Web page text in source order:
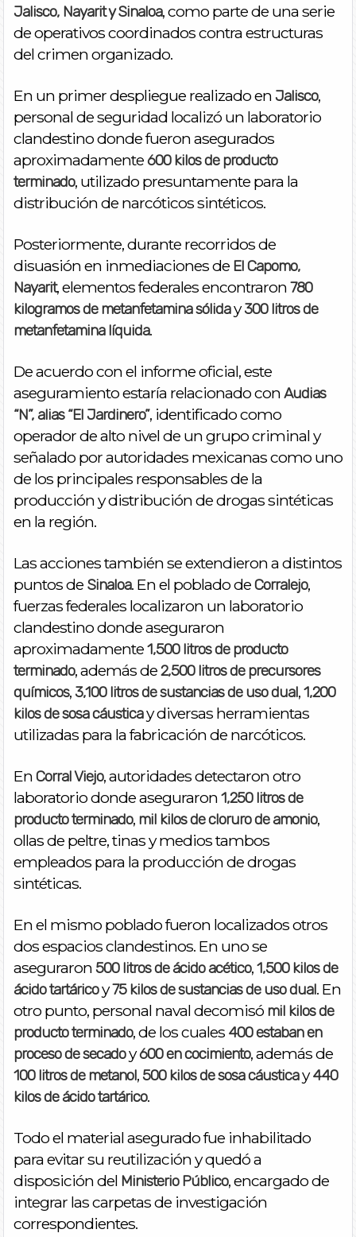
Jalisco, Nayarit y Sinaloa, como parte de una serie
de operativos coordinados contra estructuras
del crimen organizado.
En un primer despliegue realizado en Jalisco,
personal de seguridad localizó un laboratorio
clandestino donde fueron asegurados
aproximadamente600 kilos de producto
terminado, utilizado presuntamente para la
distribución de narcóticos sintéticos.
Posteriormente, durante recorridos de
disuasión en inmediaciones de El Capomo,
Nayarit, elementos federales encontraron 780
kilogramos de metanfetamina sóliday300 litros de
metanfetamina líquida.
De acuerdo con el informe oficial, este
aseguramiento estaría relacionado con Audias
“N”, alias “El Jardinero”, identificado como
operador de alto nivel de un grupo criminal y
señalado por autoridades mexicanas como uno
de los principales responsables de la
producción y distribución de drogas sintéticas
en la región.
Las acciones también se extendieron a distintos
puntos de Sinaloa. En el poblado deCorralejo,
fuerzas federales localizaron un laboratorio
clandestino donde aseguraron
aproximadamente1,500 litros de producto
terminado, además de2,500 litros de precursores
químicos, 3,100 litros de sustancias de uso dual,1,200
kilos de sosa cáusticay diversas herramientas
utilizadas para la fabricación de narcóticos.
En Corral Viejo, autoridades detectaron otro
laboratorio donde aseguraron 1,250 litros de
producto terminado, mil kilos de cloruro de amonio,
ollas de peltre, tinas y medios tambos
empleados para la producción de drogas
sintéticas.
En el mismo poblado fueron localizados otros
dos espacios clandestinos. En uno se
aseguraron 500 litros de ácido acético,1,500 kilos de
ácido tartáricoy75 kilos de sustancias de uso dual. En
otro punto, personal naval decomisó mil kilos de
producto terminado, de los cuales 400 estaban en
proceso de secadoy600 en cocimiento, además de
100 litros de metanol, 500 kilos de sosa cáusticay440
kilos de ácido tartárico.
Todo el material asegurado fue inhabilitado
para evitar su reutilización y quedó a
disposición del Ministerio Público, encargado de
integrar las carpetas de investigación
correspondientes.